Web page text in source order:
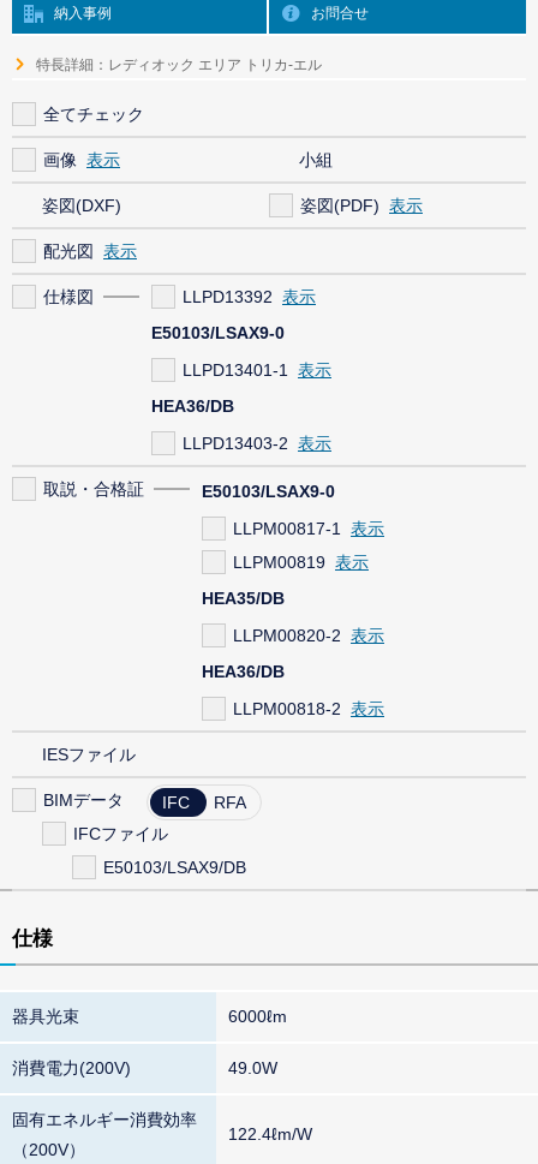
納入事例 お問合せ
特長詳細：レディオック エリア トリカ-エル
全てチェック
画像 小組
姿図(DXF) 姿図(PDF)
配光図
仕様図
LLPD13392
E50103/LSAX9-0
LLPD13401-1
HEA36/DB
LLPD13403-2
取説・合格証
E50103/LSAX9-0
LLPM00817-1
LLPM00819
HEA35/DB
LLPM00820-2
HEA36/DB
LLPM00818-2
IESファイル
BIMデータ IFC
RFA
IFCファイル
E50103/LSAX9/DB
仕様
器具光束 6000ℓm
消費電力(200V) 49.0W
固有エネルギー消費効率
（200V）
122.4ℓm/W